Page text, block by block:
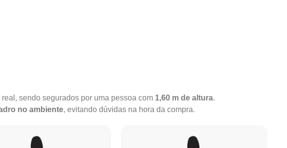
sendo segurados por uma pessoa com 1,60 m de altura.
no ambiente, evitando dúvidas na hora da compra.